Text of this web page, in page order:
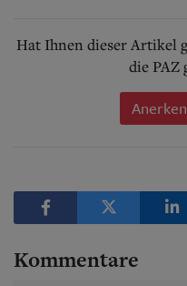
Hat Ihnen dieser Artikel
die PAZ
Kommentare